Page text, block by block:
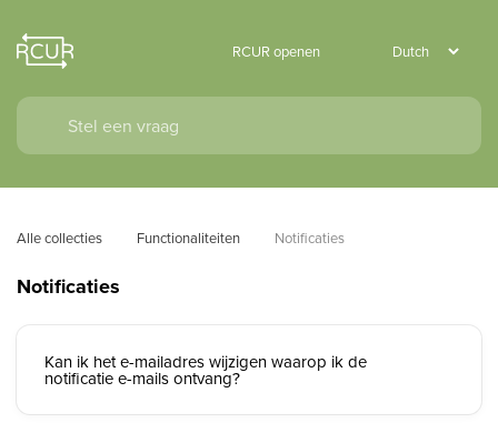
RCUR openen
Alle collecties Functionaliteiten Notificaties
Notificaties
Kan ik het e-mailadres wijzigen waarop ik de
notificatie e-mails ontvang?